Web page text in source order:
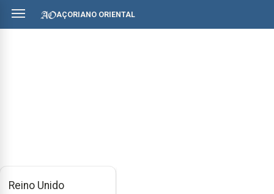
AÇORIANO ORIENTAL
Reino Unido